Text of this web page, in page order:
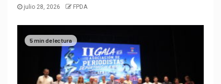
julio 28, 2026 FPDA
5 min de lectura